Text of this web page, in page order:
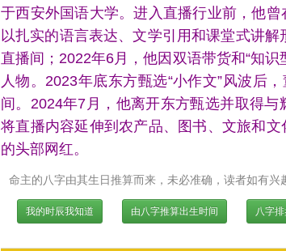
于西安外国语大学。进入直播行业前，他
以扎实的语言表达、文学引用和课堂式讲
直播间；2022年6月，他因双语带货和“知
人物。2023年底东方甄选“小作文”风波后
间。2024年7月，他离开东方甄选并取得
将直播内容延伸到农产品、图书、文旅和
的头部网红。
命主的八字由其生日推算而来，未必准确，读者如有兴
我的时辰我知道 由八字推算出生时间 八字